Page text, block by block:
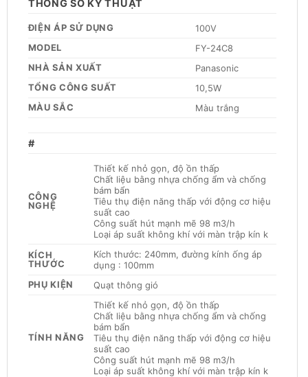
THÔNG SỐ KỸ THUẬT
ĐIỆN ÁP SỬ DỤNG
100V
MODEL
FY-24C8
NHÀ SẢN XUẤT
Panasonic
TỔNG CÔNG SUẤT
10,5W
MÀU SẮC
Màu trắng
#
CÔNG
NGHỆ
Thiết kế nhỏ gọn, độ ồn thấp
Chất liệu bằng nhựa chống ẩm và chống
bám bẩn
Tiêu thụ điện năng thấp với động cơ hiệu
suất cao
Công suất hút mạnh mẽ 98 m3/h
Loại áp suất không khí với màn trập kín k
KÍCH
THƯỚC
Kích thước: 240mm, đường kính ống áp
dụng : 100mm
PHỤ KIỆN
Quạt thông gió
TÍNH NĂNG
Thiết kế nhỏ gọn, độ ồn thấp
Chất liệu bằng nhựa chống ẩm và chống
bám bẩn
Tiêu thụ điện năng thấp với động cơ hiệu
suất cao
Công suất hút mạnh mẽ 98 m3/h
Loại áp suất không khí với màn trập kín k